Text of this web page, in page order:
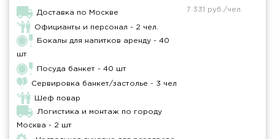
Доставка по Москве
Официанты и персонал - 2 чел.
Бокалы для напитков аренду - 40
шт
Посуда банкет - 40 шт
Сервировка банкет/застолье - 3 чел
Шеф повар
Логистика и монтаж по городу
Москва - 2 шт
7 331 руб./чел.